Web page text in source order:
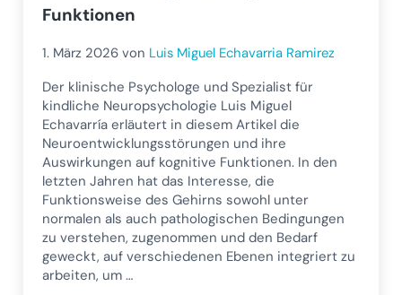
Funktionen
1. März 2026 von Luis Miguel Echavarria Ramirez
Der klinische Psychologe und Spezialist für
kindliche Neuropsychologie Luis Miguel
Echavarría erläutert in diesem Artikel die
Neuroentwicklungsstörungen und ihre
Auswirkungen auf kognitive Funktionen. In den
letzten Jahren hat das Interesse, die
Funktionsweise des Gehirns sowohl unter
normalen als auch pathologischen Bedingungen
zu verstehen, zugenommen und den Bedarf
geweckt, auf verschiedenen Ebenen integriert zu
arbeiten, um …